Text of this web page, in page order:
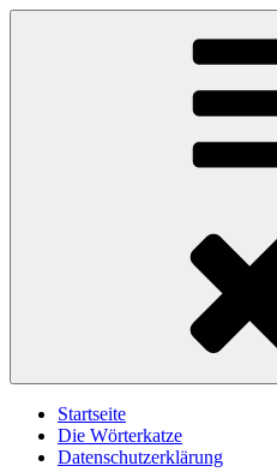
Zum
Startseite
Die Wörterkatze
Datenschutzerklärung